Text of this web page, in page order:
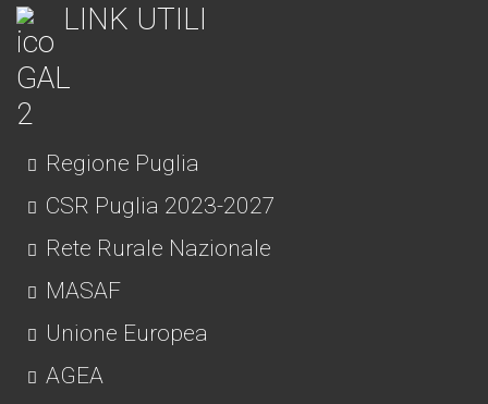
LINK UTILI
Regione Puglia
CSR Puglia 2023-2027
Rete Rurale Nazionale
MASAF
Unione Europea
AGEA